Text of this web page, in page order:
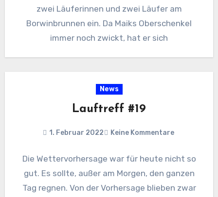
zwei Läuferinnen und zwei Läufer am
Borwinbrunnen ein. Da Maiks Oberschenkel
immer noch zwickt, hat er sich
News
Lauftreff #19
1. Februar 2022 Keine Kommentare
Die Wettervorhersage war für heute nicht so
gut. Es sollte, außer am Morgen, den ganzen
Tag regnen. Von der Vorhersage blieben zwar